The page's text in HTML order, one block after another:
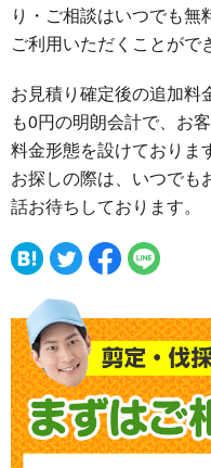
り・ご相談はいつでも
ご利用いただくことがで
お見積り確定後の追加料
も0円の明朗会計で、お
料金形態を設けておりま
お探しの際は、いつでも
話お待ちしております。